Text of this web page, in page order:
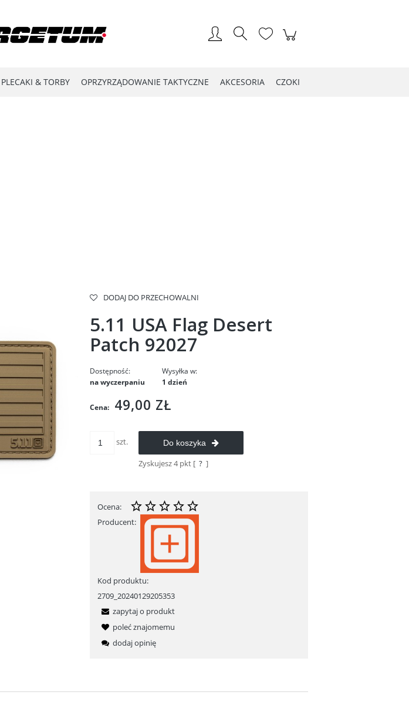
PLECAKI & TORBY OPRZYRZĄDOWANIE TAKTYCZNE AKCESORIA CZOKI
DODAJ DO PRZECHOWALNI
5.11 USA Flag Desert
Patch 92027
Dostępność:
na wyczerpaniu
Wysyłka w:
1 dzień
Cena: 49,00 ZŁ
szt. Do koszyka
Zyskujesz4pkt [ ? ]
Ocena:
Producent:
Kod produktu:
2709_20240129205353
zapytaj o produkt
poleć znajomemu
dodaj opinię